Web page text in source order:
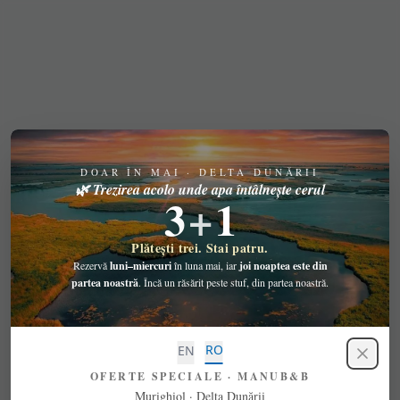
404
Oferte speciale Manu B&B — primăvară 3+1 și early
Ofertă de primăvară și reducere early booking pentru
DOAR ÎN MAI · DELTA DUNĂRII
🌿 Trezirea acolo unde apa întâlnește cerul
3+1
Plătești trei. Stai patru.
Rezervă luni–miercuri în luna mai, iar joi noaptea este din
partea noastră. Încă un răsărit peste stuf, din partea noastră.
EN RO
OFERTE SPECIALE · MANUB&B
Murighiol · Delta Dunării